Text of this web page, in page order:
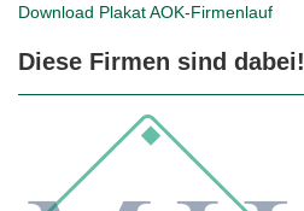
Download PlakatAOK-Firmenlauf
Diese Firmen sind dabei!